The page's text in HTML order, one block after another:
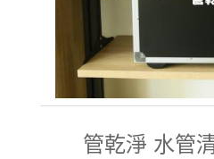
管乾淨 水管